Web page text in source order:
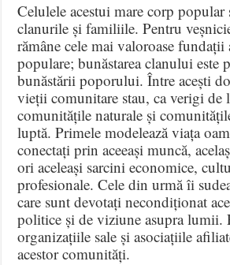
Celulele acestui mare corp popular
clanurile și familiile.Pentru
rămâne cele mai valoroase
populare; bunăstarea clanului este
bunăstării poporului.Între acești
vieții comunitare stau, ca verigi de
comunitățile naturale și
luptă.Primele modelează viața
conectați prin aceeași muncă,
ori aceleași sarcini economice,
profesionale.Cele din urmă îi
care sunt devotați necondiționat
politice și de viziune asupra lumii.
organizațiile sale și asociațiile
acestor comunități.